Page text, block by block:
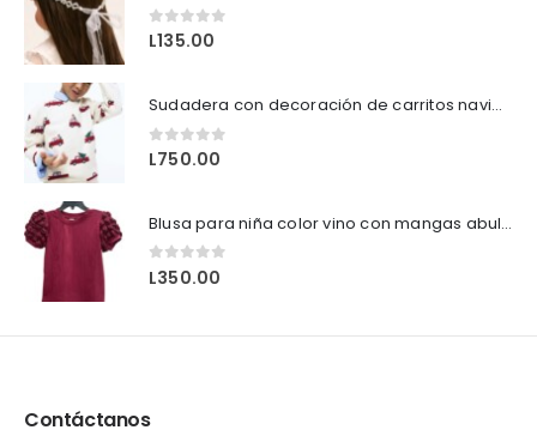
0out of 5
L135.00
Sudadera con decoración de carritos navideños
0out of 5
L750.00
Blusa para niña color vino con mangas abullonadas 🌸
0out of 5
L350.00
Contáctanos